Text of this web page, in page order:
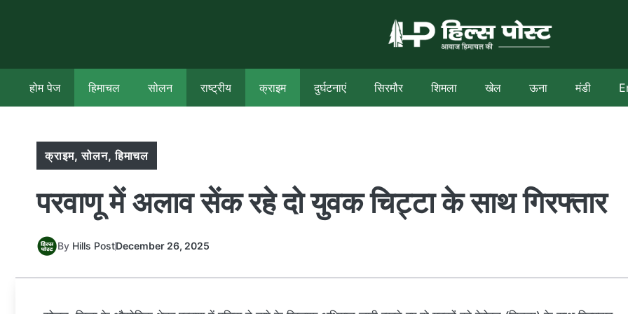
होम पेज हिमाचल सोलन राष्ट्रीय क्राइम दुर्घटनाएं सिरमौर शिमला खेल ऊना मंडी
क्राइम,सोलन,हिमाचल
परवाणू में अलाव सेंक रहे दो युवक चिट्टा के साथ गिरफ्तार
By Hills PostDecember 26, 2025